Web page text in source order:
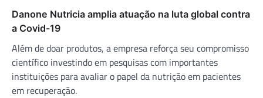
Danone Nutricia amplia atuação na luta global contra
a Covid-19
Além de doar produtos, a empresa reforça seu compromisso
científico investindo em pesquisas com importantes
instituições para avaliar o papel da nutrição em pacientes
em recuperação.